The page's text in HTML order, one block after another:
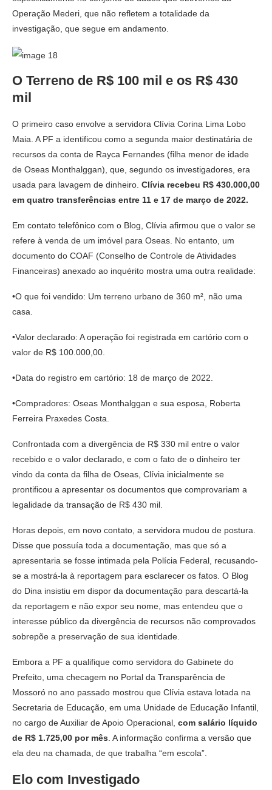
Operação Mederi, que não refletem a totalidade da
investigação, que segue em andamento.
O Terreno de R$ 100 mil e os R$ 430
mil
O primeiro caso envolve a servidora Clívia Corina Lima Lobo
Maia. A PF a identificou como a segunda maior destinatária de
recursos da conta de Rayca Fernandes (filha menor de idade
de Oseas Monthalggan), que, segundo os investigadores, era
usada para lavagem de dinheiro. Clívia recebeu R$ 430.000,00
em quatro transferências entre 11 e 17 de março de 2022.
Em contato telefônico com o Blog, Clívia afirmou que o valor se
refere à venda de um imóvel para Oseas. No entanto, um
documento do COAF (Conselho de Controle de Atividades
Financeiras) anexado ao inquérito mostra uma outra realidade:
•O que foi vendido: Um terreno urbano de 360 m², não uma
casa.
•Valor declarado: A operação foi registrada em cartório com o
valor de R$ 100.000,00.
•Data do registro em cartório: 18 de março de 2022.
•Compradores: Oseas Monthalggan e sua esposa, Roberta
Ferreira Praxedes Costa.
Confrontada com a divergência de R$ 330 mil entre o valor
recebido e o valor declarado, e com o fato de o dinheiro ter
vindo da conta da filha de Oseas, Clívia inicialmente se
prontificou a apresentar os documentos que comprovariam a
legalidade da transação de R$ 430 mil.
Horas depois, em novo contato, a servidora mudou de postura.
Disse que possuía toda a documentação, mas que só a
apresentaria se fosse intimada pela Polícia Federal, recusando-
se a mostrá-la à reportagem para esclarecer os fatos. O Blog
do Dina insistiu em dispor da documentação para descartá-la
da reportagem e não expor seu nome, mas entendeu que o
interesse público da divergência de recursos não comprovados
sobrepõe a preservação de sua identidade.
Embora a PF a qualifique como servidora do Gabinete do
Prefeito, uma checagem no Portal da Transparência de
Mossoró no ano passado mostrou que Clívia estava lotada na
Secretaria de Educação, em uma Unidade de Educação Infantil,
no cargo de Auxiliar de Apoio Operacional, com salário líquido
de R$ 1.725,00 por mês . A informação confirma a versão que
ela deu na chamada, de que trabalha “em escola”.
Elo com Investigado